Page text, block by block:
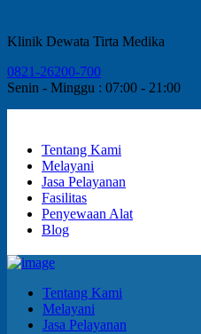
Klinik Dewata Tirta Medika
0821-26200-700
Senin - Minggu : 07:00 - 21:00
Tentang Kami
Melayani
Jasa Pelayanan
Fasilitas
Penyewaan Alat
Blog
Tentang Kami
Melayani
Jasa Pelayanan